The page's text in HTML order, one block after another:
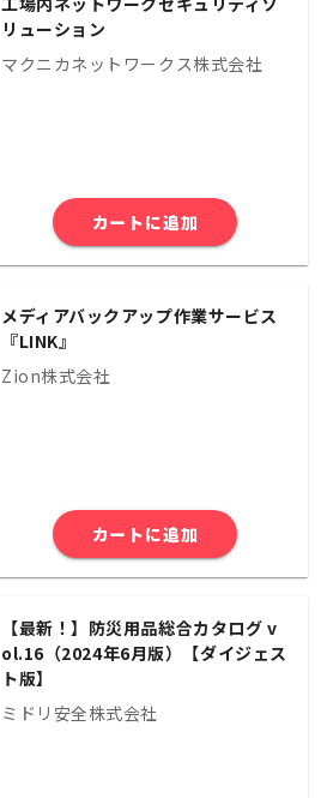
リューション
マクニカネットワークス株式会社
カートに追加
メディアバックアップ作業サービス
『LINK』
Zion株式会社
カートに追加
【最新！】防災用品総合カタログ v
ol.16（2024年6月版）【ダイジェス
ト版】
ミドリ安全株式会社